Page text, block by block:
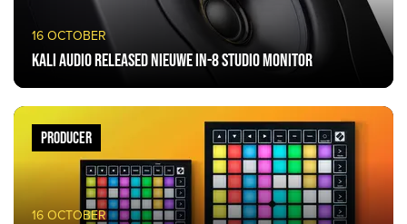
16 OCTOBER
Kali Audio released nieuwe IN-8 studio monitor
16 OCTOBER
PRODUCER